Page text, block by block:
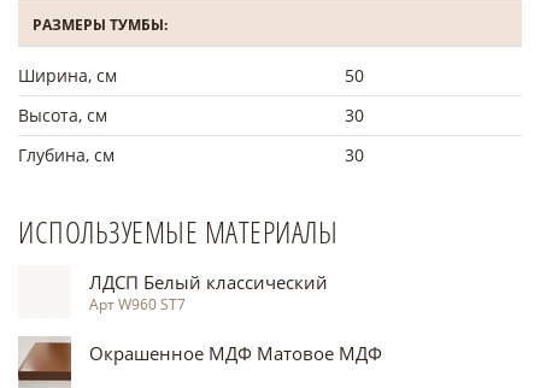
РАЗМЕРЫ ТУМБЫ:
Ширина, см
50
Высота, см
30
Глубина, см
30
ИСПОЛЬЗУЕМЫЕ МАТЕРИАЛЫ
ЛДСП Белый классический
Арт W960 ST7
Окрашенное МДФ Матовое МДФ